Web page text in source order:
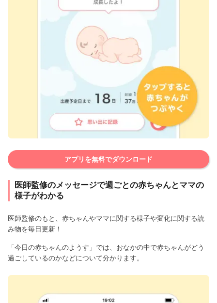
アプリを無料でダウンロード
医師監修のメッセージで週ごとの赤ちゃんとママの
様子がわかる
医師監修のもと、赤ちゃんやママに関する様子や変化に関する読
み物を毎日更新！
「今日の赤ちゃんのようす」では、おなかの中で赤ちゃんがどう
過ごしているのかなどについて分かります。